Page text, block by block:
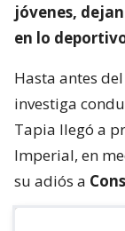
jóvenes,
en lo
Hasta antes
investiga
Tapia llegó a
Imperial, en
su adiós a